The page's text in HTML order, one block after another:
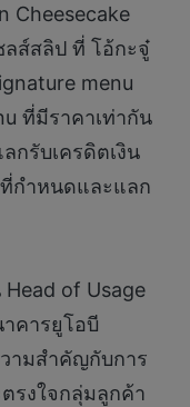
Cheesecake
ลส์สลิป ที่ โอ้กะจู๋
menu
ที่มีราคาเท่ากัน
กรับเครดิตเงิน
กำหนดและแลก
of Usage
คารยูโอบี
ามสำคัญกับการ
รงใจกลุ่มลูกค้า